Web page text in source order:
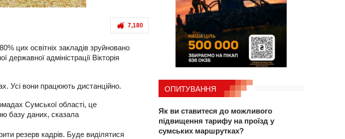
7,180
цих освітніх закладів зруйновано
адміністрації Вікторія
Усі вони працюють дистанційно.
Сумської області, це
базу даних, сказала
резерв кадрів. Буде виділятися
ОПИТУВАННЯ
Як ви ставитеся до можливого
підвищення тарифу на проїзд у
сумських маршрутках?